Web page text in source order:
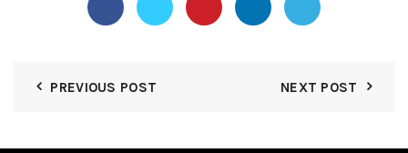
PREVIOUS POST NEXT POST